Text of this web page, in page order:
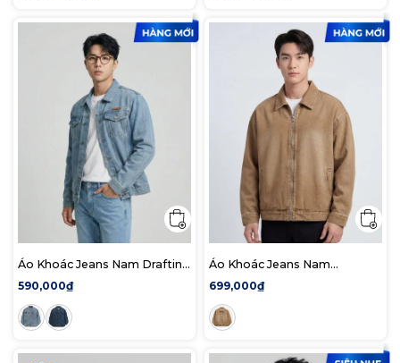
Áo Khoác Jeans Nam Drafting
All Black Basic Form Regular
590,000₫
Áo Khoác Jeans Nam
Duskpath Form Loose
699,000₫